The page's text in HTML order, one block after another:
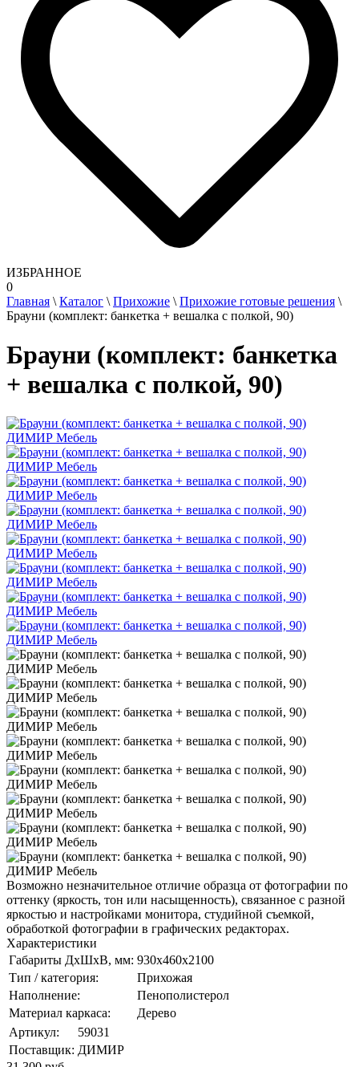
ИЗБРАННОЕ
0
Главная \ Каталог \ Прихожие \ Прихожие готовые решения \
Брауни (комплект: банкетка + вешалка с полкой, 90)
Брауни (комплект: банкетка
+ вешалка с полкой, 90)
Возможно незначительное отличие образца от фотографии по
оттенку (яркость, тон или насыщенность), связанное с разной
яркостью и настройками монитора, студийной съемкой,
обработкой фотографии в графических редакторах.
Характеристики
Габариты ДхШхВ, мм: 930х460х2100
Тип / категория:
Прихожая
Наполнение:
Пенополистерол
Материал каркаса:
Дерево
Артикул:
59031
Поставщик: ДИМИР